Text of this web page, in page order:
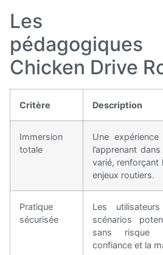
Les
Chicken Drive
Critère Description
Immersion
totale
Une
l’apprenant
varié, renforçant
enjeux routiers.
Pratique
sécurisée
Les
scénarios
sans risque
confiance et la